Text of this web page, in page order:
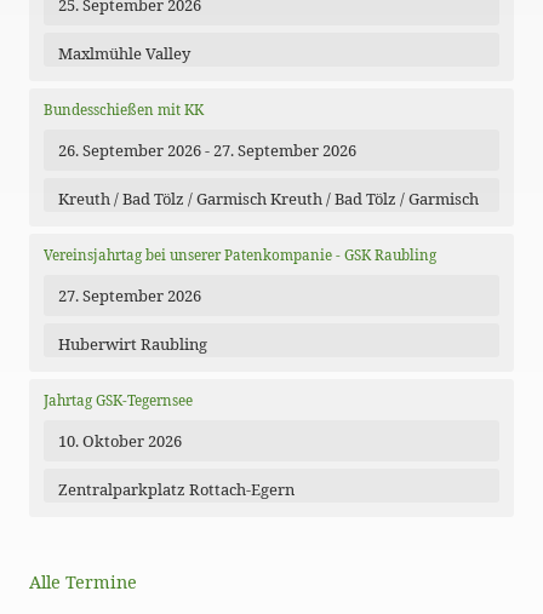
25. September 2026
Maxlmühle Valley
Bundesschießen mit KK
26. September 2026 - 27. September 2026
Kreuth / Bad Tölz / Garmisch Kreuth / Bad Tölz / Garmisch
Vereinsjahrtag bei unserer Patenkompanie - GSK Raubling
27. September 2026
Huberwirt Raubling
Jahrtag GSK-Tegernsee
10. Oktober 2026
Zentralparkplatz Rottach-Egern
Alle Termine